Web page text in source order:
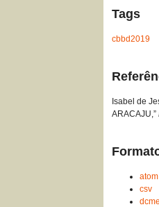
Tags
cbbd2019
Isabel de
ARACAJU,”
atom
csv